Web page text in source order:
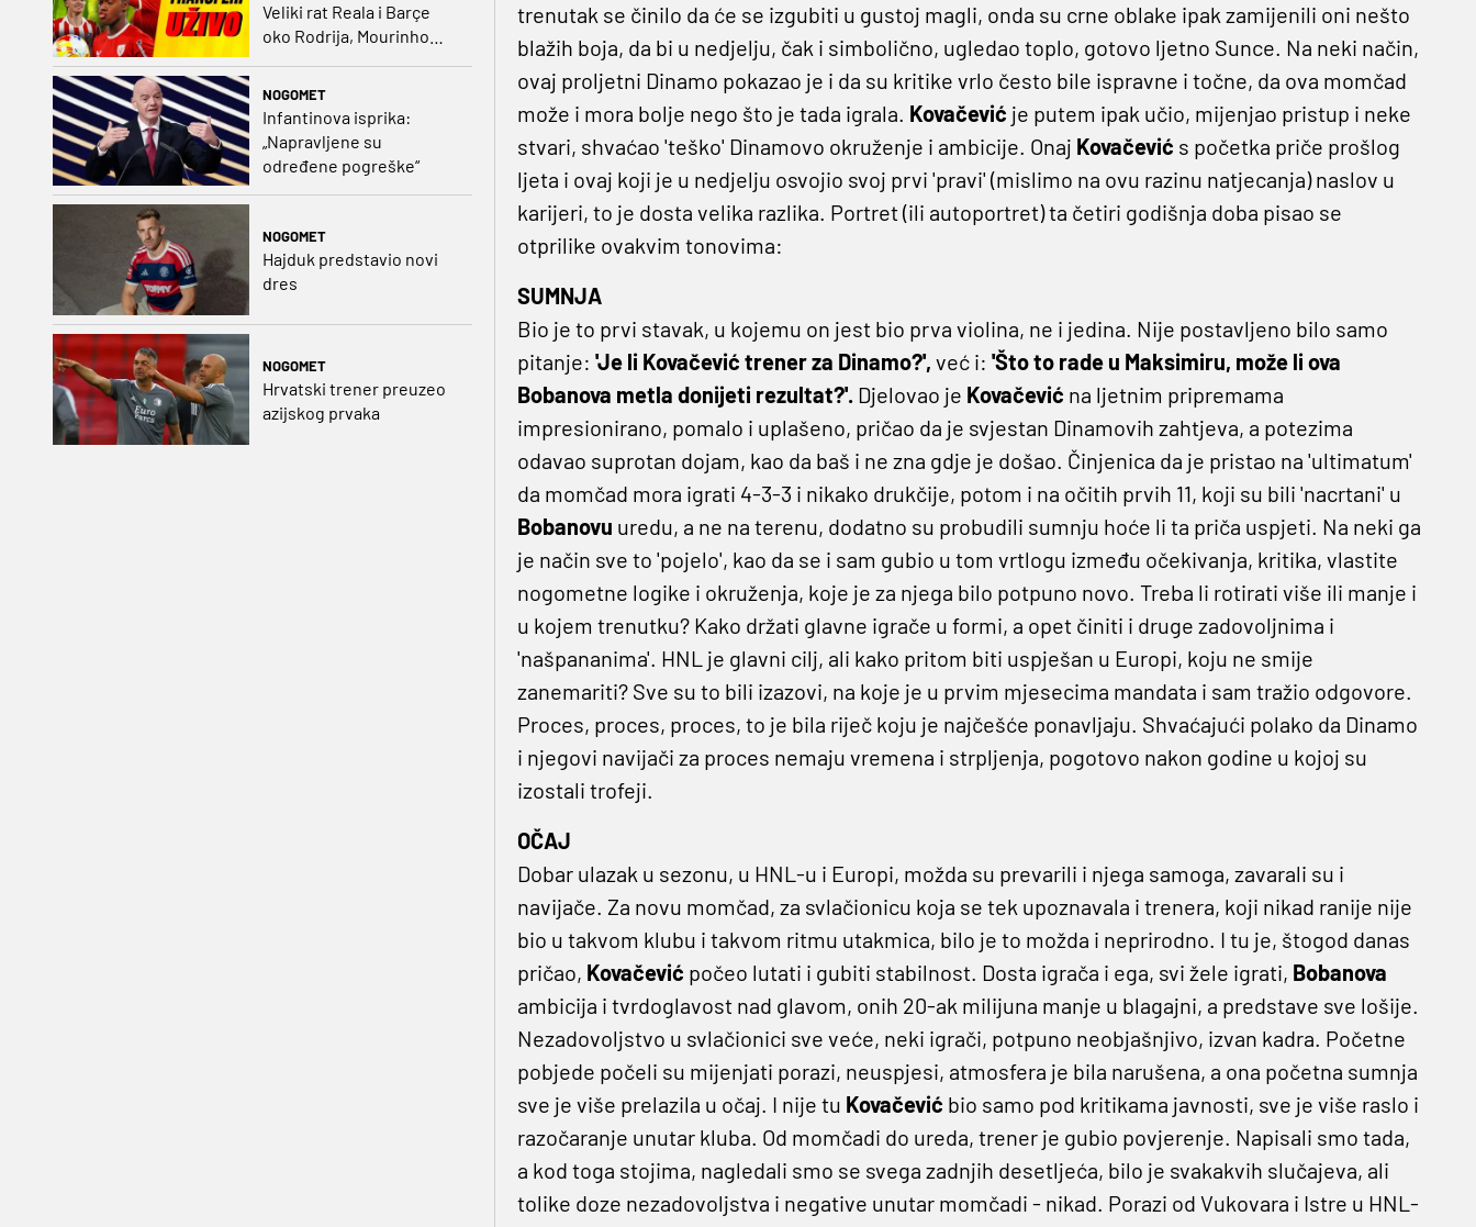
Veliki rat Reala i Barçe
oko Rodrija, Mourinho
NOGOMET
Infantinova isprika:
„Napravljene su
određene pogreške“
NOGOMET
Hajduk predstavio novi
dres
NOGOMET
Hrvatski trener preuzeo
azijskog prvaka
trenutak se činilo da će se izgubiti u gustoj magli, onda su crne oblake ipak zamijenili oni nešto
blažih boja, da bi u nedjelju, čak i simbolično, ugledao toplo, gotovo ljetno Sunce. Na neki način,
ovaj proljetni Dinamo pokazao je i da su kritike vrlo često bile ispravne i točne, da ova momčad
može i mora bolje nego što je tada igrala. Kovačević je putem ipak učio, mijenjao pristup i neke
stvari, shvaćao 'teško' Dinamovo okruženje i ambicije. Onaj Kovačević s početka priče prošlog
ljeta i ovaj koji je u nedjelju osvojio svoj prvi 'pravi' (mislimo na ovu razinu natjecanja) naslov u
karijeri, to je dosta velika razlika. Portret (ili autoportret) ta četiri godišnja doba pisao se
otprilike ovakvim tonovima:
SUMNJA
Bio je to prvi stavak, u kojemu on jest bio prva violina, ne i jedina. Nije postavljeno bilo samo
pitanje: 'Je li Kovačević trener za Dinamo?', već i: 'Što to rade u Maksimiru, može li ova
Bobanova metla donijeti rezultat?'.Djelovao je Kovačević na ljetnim pripremama
impresionirano, pomalo i uplašeno, pričao da je svjestan Dinamovih zahtjeva, a potezima
odavao suprotan dojam, kao da baš i ne zna gdje je došao. Činjenica da je pristao na 'ultimatum'
da momčad mora igrati 4-3-3 i nikako drukčije, potom i na očitih prvih 11, koji su bili 'nacrtani' u
Bobanovu uredu, a ne na terenu, dodatno su probudili sumnju hoće li ta priča uspjeti. Na neki ga
je način sve to 'pojelo', kao da se i sam gubio u tom vrtlogu između očekivanja, kritika, vlastite
nogometne logike i okruženja, koje je za njega bilo potpuno novo. Treba li rotirati više ili manje i
u kojem trenutku? Kako držati glavne igrače u formi, a opet činiti i druge zadovoljnima i
'našpananima'. HNL je glavni cilj, ali kako pritom biti uspješan u Europi, koju ne smije
zanemariti? Sve su to bili izazovi, na koje je u prvim mjesecima mandata i sam tražio odgovore.
Proces, proces, proces, to je bila riječ koju je najčešće ponavljaju. Shvaćajući polako da Dinamo
i njegovi navijači za proces nemaju vremena i strpljenja, pogotovo nakon godine u kojoj su
izostali trofeji.
OČAJ
Dobar ulazak u sezonu, u HNL-u i Europi, možda su prevarili i njega samoga, zavarali su i
navijače. Za novu momčad, za svlačionicu koja se tek upoznavala i trenera, koji nikad ranije nije
bio u takvom klubu i takvom ritmu utakmica, bilo je to možda i neprirodno. I tu je, štogod danas
pričao, Kovačević počeo lutati i gubiti stabilnost. Dosta igrača i ega, svi žele igrati, Bobanova
ambicija i tvrdoglavost nad glavom, onih 20-ak milijuna manje u blagajni, a predstave sve lošije.
Nezadovoljstvo u svlačionici sve veće, neki igrači, potpuno neobjašnjivo, izvan kadra. Početne
pobjede počeli su mijenjati porazi, neuspjesi, atmosfera je bila narušena, a ona početna sumnja
sve je više prelazila u očaj. I nije tu Kovačević bio samo pod kritikama javnosti, sve je više raslo i
razočaranje unutar kluba. Od momčadi do ureda, trener je gubio povjerenje. Napisali smo tada,
a kod toga stojima, nagledali smo se svega zadnjih desetljeća, bilo je svakakvih slučajeva, ali
tolike doze nezadovoljstva i negative unutar momčadi - nikad. Porazi od Vukovara i Istre u HNL-